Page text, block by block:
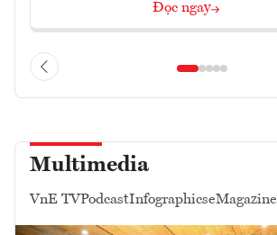
Đọc ngay
Multimedia
VnE TVPodcastInfographicseMagazine